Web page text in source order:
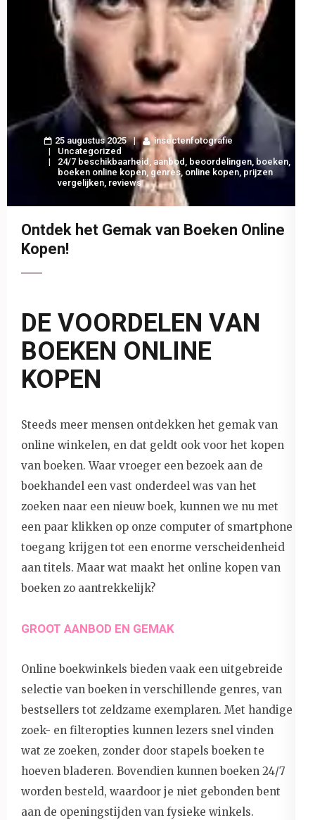
25 augustus 2025
insectenfotografie
Uncategorized
24/7 beschikbaarheid aanbod beoordelingen boeken
boeken online kopen genres, online kopen prijzen
vergelijken reviews
Ontdek het Gemak van Boeken Online
Kopen!
DE VOORDELEN VAN
BOEKEN ONLINE
KOPEN
Steeds meer mensen ontdekken het gemak van
online winkelen, en dat geldt ook voor het kopen
van boeken. Waar vroeger een bezoek aan de
boekhandel een vast onderdeel was van het
zoeken naar een nieuw boek, kunnen we nu met
een paar klikken op onze computer of smartphone
toegang krijgen tot een enorme verscheidenheid
aan titels. Maar wat maakt het online kopen van
boeken zo aantrekkelijk?
GROOT AANBOD EN GEMAK
Online boekwinkels bieden vaak een uitgebreide
selectie van boeken in verschillende genres, van
bestsellers tot zeldzame exemplaren. Met handige
zoek- en filteropties kunnen lezers snel vinden
wat ze zoeken, zonder door stapels boeken te
hoeven bladeren. Bovendien kunnen boeken 24/7
worden besteld, waardoor je niet gebonden bent
aan de openingstijden van fysieke winkels.